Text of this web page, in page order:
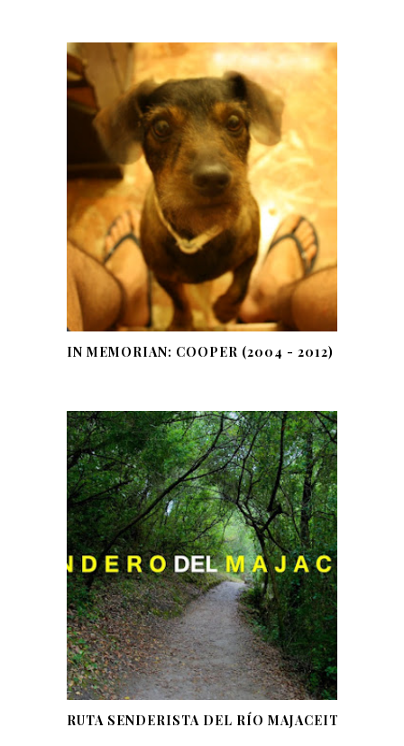
IN MEMORIAN: COOPER (2004 - 2012)
RUTA SENDERISTA DEL RÍO MAJACEITE